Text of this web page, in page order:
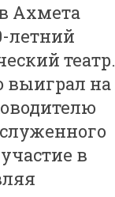
Ахмета
летний
театр.
выиграл на
в